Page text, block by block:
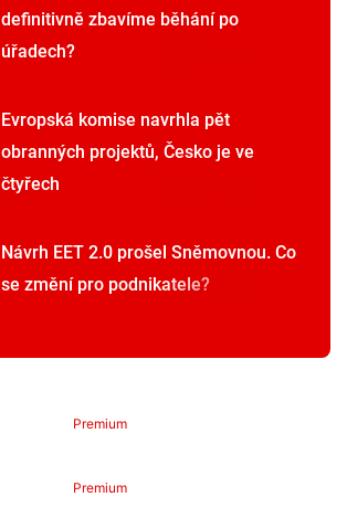
definitivně zbavíme běhání po
úřadech?
Evropská komise navrhla pět
obranných projektů, Česko je ve
čtyřech
Návrh EET 2.0 prošel Sněmovnou. Co
se změní pro podnikatele?
Premium
Premium